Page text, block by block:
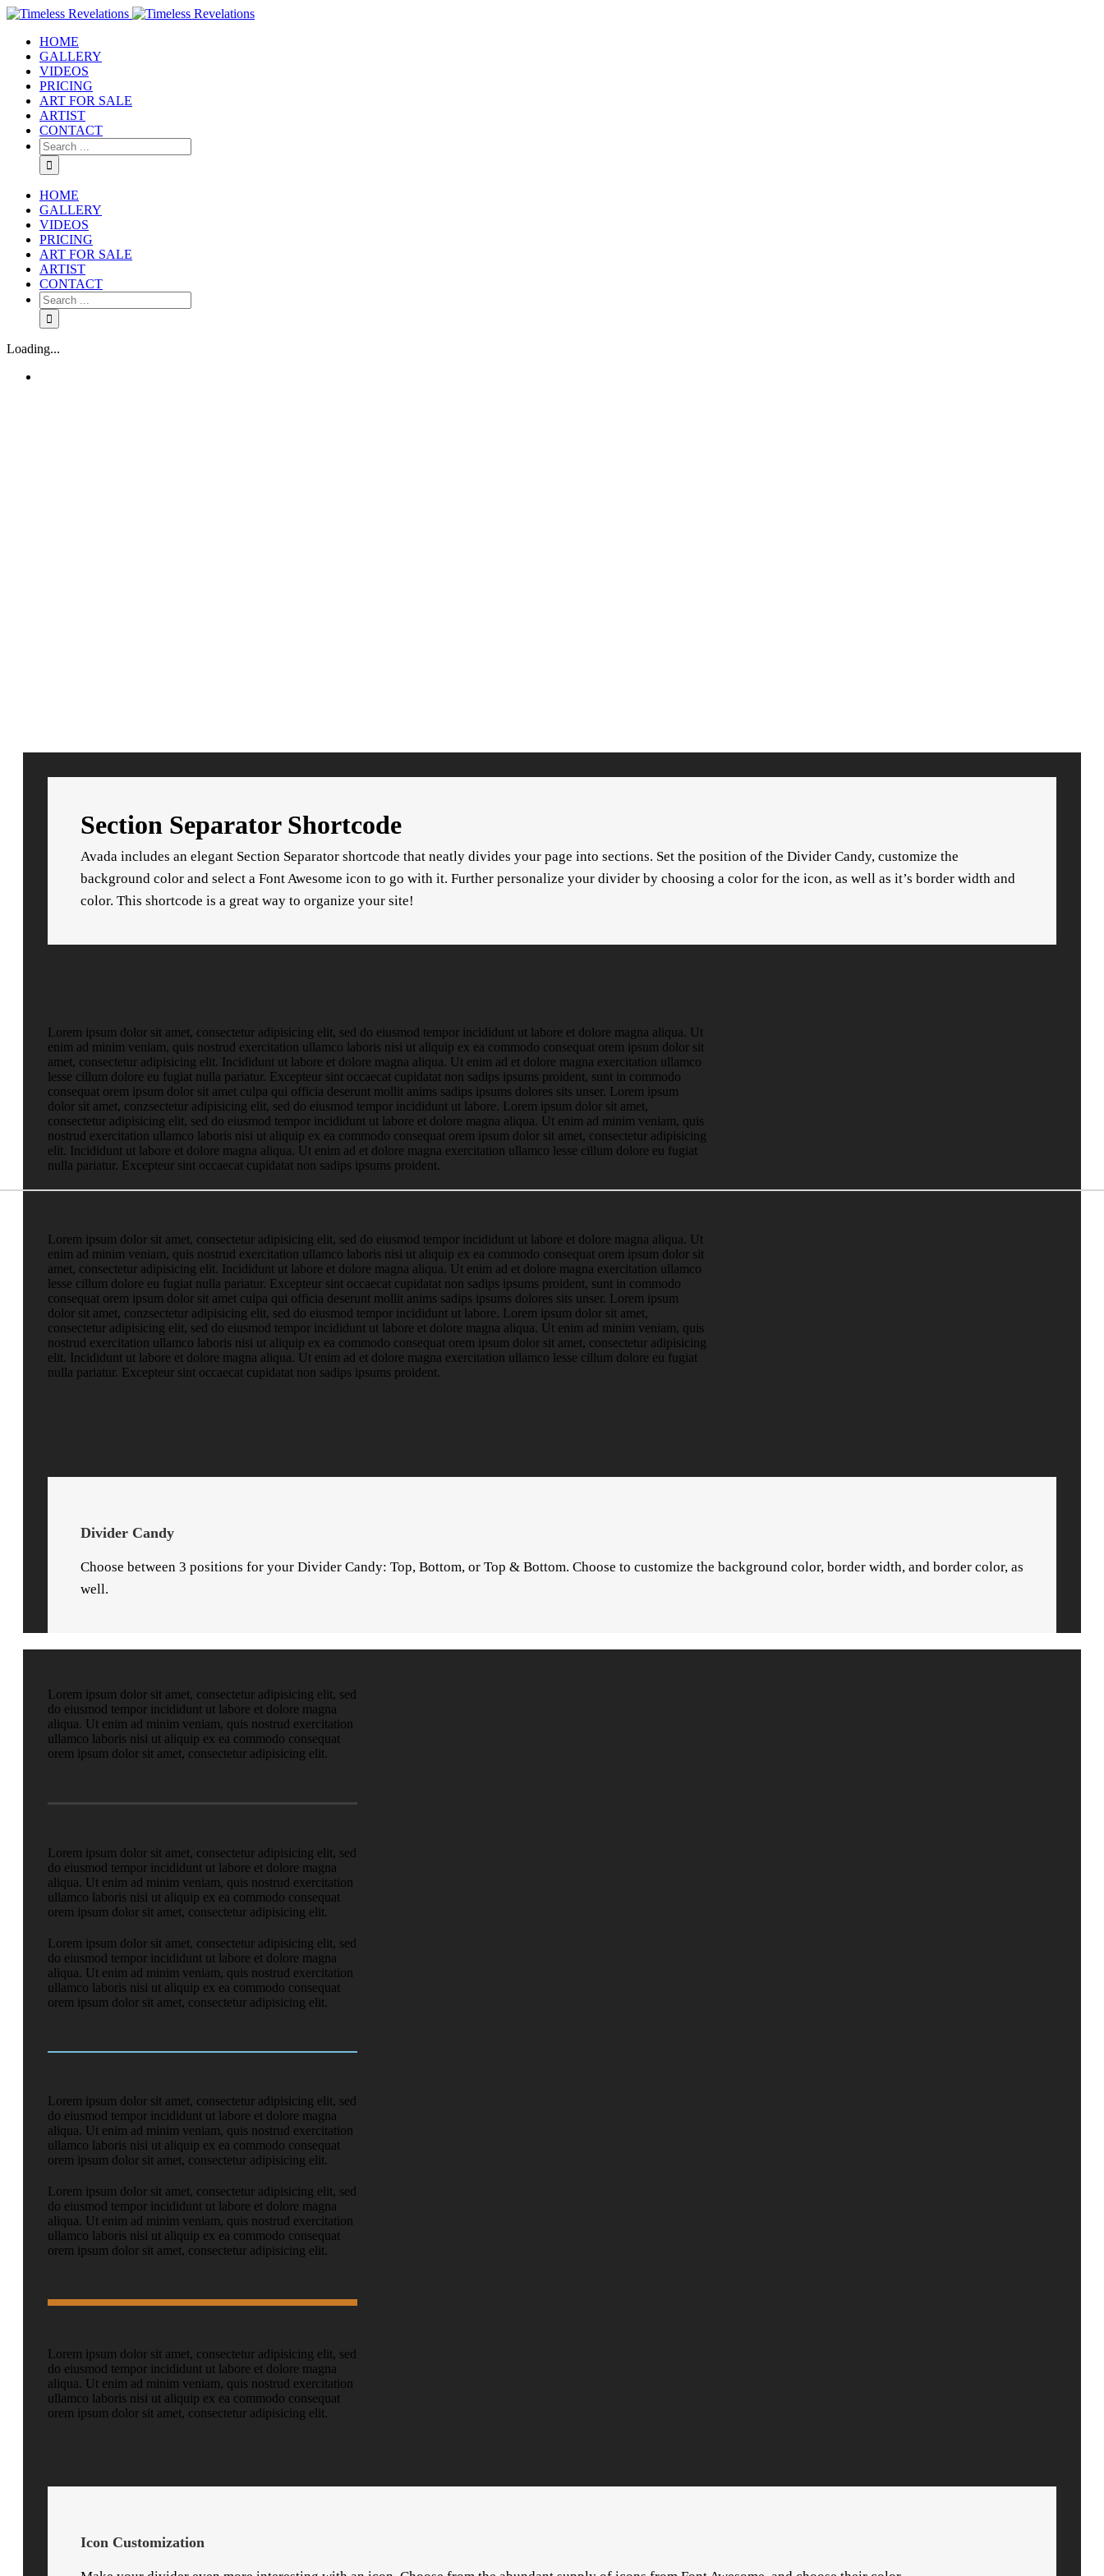
HOME
GALLERY
VIDEOS
PRICING
ART FOR SALE
ARTIST
CONTACT
HOME
GALLERY
VIDEOS
PRICING
ART FOR SALE
ARTIST
CONTACT
Loading...
Section Separator Shortcode
Avada includes an elegant Section Separator shortcode that neatly divides your page into sections. Set the position of the Divider Candy, customize the
background color and select a Font Awesome icon to go with it. Further personalize your divider by choosing a color for the icon, as well as it’s border width and
color. This shortcode is a great way to organize your site!
Lorem ipsum dolor sit amet, consectetur adipisicing elit, sed do eiusmod tempor incididunt ut labore et dolore magna aliqua. Ut
enim ad minim veniam, quis nostrud exercitation ullamco laboris nisi ut aliquip ex ea commodo consequat orem ipsum dolor sit
amet, consectetur adipisicing elit. Incididunt ut labore et dolore magna aliqua. Ut enim ad et dolore magna exercitation ullamco
lesse cillum dolore eu fugiat nulla pariatur. Excepteur sint occaecat cupidatat non sadips ipsums proident, sunt in commodo
consequat orem ipsum dolor sit amet culpa qui officia deserunt mollit anims sadips ipsums dolores sits unser. Lorem ipsum
dolor sit amet, conzsectetur adipisicing elit, sed do eiusmod tempor incididunt ut labore. Lorem ipsum dolor sit amet,
consectetur adipisicing elit, sed do eiusmod tempor incididunt ut labore et dolore magna aliqua. Ut enim ad minim veniam, quis
nostrud exercitation ullamco laboris nisi ut aliquip ex ea commodo consequat orem ipsum dolor sit amet, consectetur adipisicing
elit. Incididunt ut labore et dolore magna aliqua. Ut enim ad et dolore magna exercitation ullamco lesse cillum dolore eu fugiat
nulla pariatur. Excepteur sint occaecat cupidatat non sadips ipsums proident.
Lorem ipsum dolor sit amet, consectetur adipisicing elit, sed do eiusmod tempor incididunt ut labore et dolore magna aliqua. Ut
enim ad minim veniam, quis nostrud exercitation ullamco laboris nisi ut aliquip ex ea commodo consequat orem ipsum dolor sit
amet, consectetur adipisicing elit. Incididunt ut labore et dolore magna aliqua. Ut enim ad et dolore magna exercitation ullamco
lesse cillum dolore eu fugiat nulla pariatur. Excepteur sint occaecat cupidatat non sadips ipsums proident, sunt in commodo
consequat orem ipsum dolor sit amet culpa qui officia deserunt mollit anims sadips ipsums dolores sits unser. Lorem ipsum
dolor sit amet, conzsectetur adipisicing elit, sed do eiusmod tempor incididunt ut labore. Lorem ipsum dolor sit amet,
consectetur adipisicing elit, sed do eiusmod tempor incididunt ut labore et dolore magna aliqua. Ut enim ad minim veniam, quis
nostrud exercitation ullamco laboris nisi ut aliquip ex ea commodo consequat orem ipsum dolor sit amet, consectetur adipisicing
elit. Incididunt ut labore et dolore magna aliqua. Ut enim ad et dolore magna exercitation ullamco lesse cillum dolore eu fugiat
nulla pariatur. Excepteur sint occaecat cupidatat non sadips ipsums proident.
Divider Candy
Choose between 3 positions for your Divider Candy: Top, Bottom, or Top & Bottom. Choose to customize the background color, border width, and border color, as
well.
Lorem ipsum dolor sit amet, consectetur adipisicing elit, sed
do eiusmod tempor incididunt ut labore et dolore magna
aliqua. Ut enim ad minim veniam, quis nostrud exercitation
ullamco laboris nisi ut aliquip ex ea commodo consequat
orem ipsum dolor sit amet, consectetur adipisicing elit.
Lorem ipsum dolor sit amet, consectetur adipisicing elit, sed
do eiusmod tempor incididunt ut labore et dolore magna
aliqua. Ut enim ad minim veniam, quis nostrud exercitation
ullamco laboris nisi ut aliquip ex ea commodo consequat
orem ipsum dolor sit amet, consectetur adipisicing elit.
Lorem ipsum dolor sit amet, consectetur adipisicing elit, sed
do eiusmod tempor incididunt ut labore et dolore magna
aliqua. Ut enim ad minim veniam, quis nostrud exercitation
ullamco laboris nisi ut aliquip ex ea commodo consequat
orem ipsum dolor sit amet, consectetur adipisicing elit.
Lorem ipsum dolor sit amet, consectetur adipisicing elit, sed
do eiusmod tempor incididunt ut labore et dolore magna
aliqua. Ut enim ad minim veniam, quis nostrud exercitation
ullamco laboris nisi ut aliquip ex ea commodo consequat
orem ipsum dolor sit amet, consectetur adipisicing elit.
Lorem ipsum dolor sit amet, consectetur adipisicing elit, sed
do eiusmod tempor incididunt ut labore et dolore magna
aliqua. Ut enim ad minim veniam, quis nostrud exercitation
ullamco laboris nisi ut aliquip ex ea commodo consequat
orem ipsum dolor sit amet, consectetur adipisicing elit.
Lorem ipsum dolor sit amet, consectetur adipisicing elit, sed
do eiusmod tempor incididunt ut labore et dolore magna
aliqua. Ut enim ad minim veniam, quis nostrud exercitation
ullamco laboris nisi ut aliquip ex ea commodo consequat
orem ipsum dolor sit amet, consectetur adipisicing elit.
Icon Customization